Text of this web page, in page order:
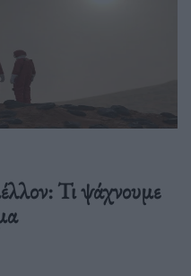
Τι ψάχνουμε